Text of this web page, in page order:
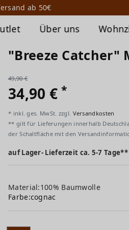
ab 50€
Über uns
"Breeze Catcher"
49,90 €
34,90 €*
* inkl. ges. MwSt. zzgl. Versandkosten
** gilt für Lieferungen innerhalb
der Schaltfläche mit den
auf Lager- Lieferzeit ca. 5-7 Tage**
Material:100% Baumwolle
Farbe:cognac